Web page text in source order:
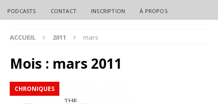
PODCASTS CONTACT INSCRIPTION À PROPOS
ACCUEIL 2011 mars
Mois : mars 2011
CHRONIQUES